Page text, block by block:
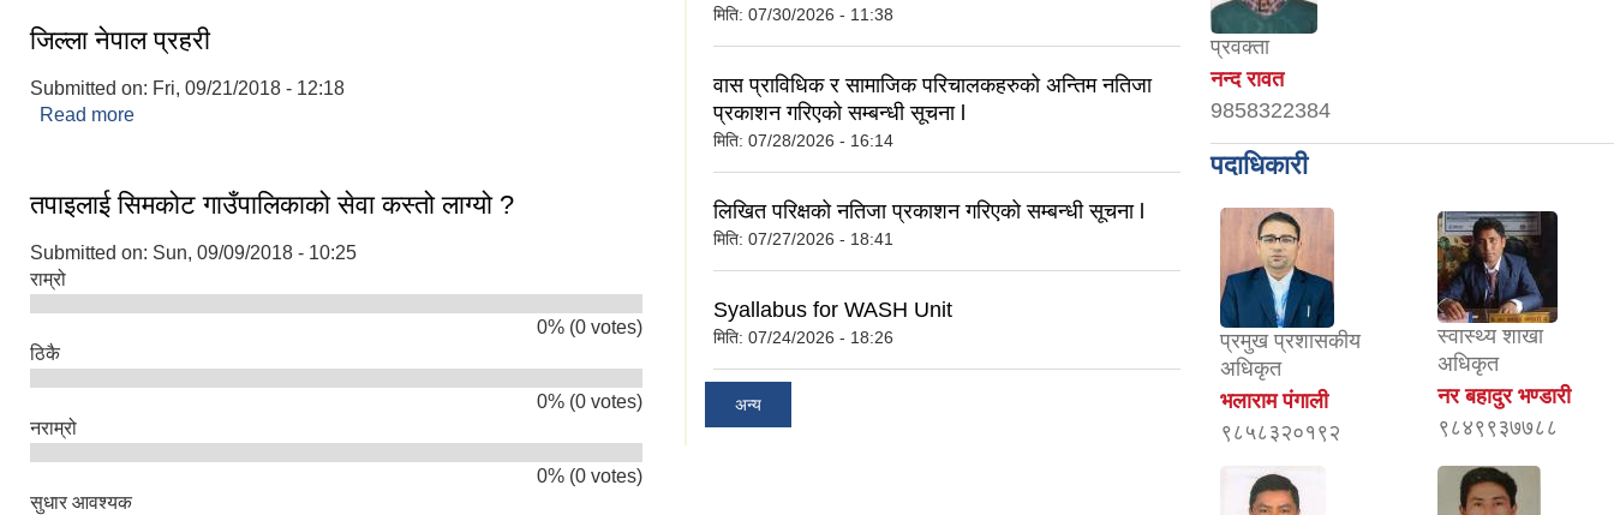
जिल्ला नेपाल प्रहरी
Submitted on: Fri, 09/21/2018 - 12:18
Read more
तपाइलाई सिमकोट गाउँपालिकाको सेवा कस्तो लाग्यो ?
Submitted on: Sun, 09/09/2018 - 10:25
राम्रो
0% (0 votes)
ठिकै
0% (0 votes)
नराम्रो
0% (0 votes)
सुधार आवश्यक
मिति: 07/30/2026 - 11:38
वास प्राविधिक र सामाजिक परिचालकहरुको अन्तिम नतिजा
प्रकाशन गरिएको सम्बन्धी सूचना l
मिति: 07/28/2026 - 16:14
लिखित परिक्षको नतिजा प्रकाशन गरिएको सम्बन्धी सूचना l
मिति: 07/27/2026 - 18:41
Syallabus for WASH Unit
मिति: 07/24/2026 - 18:26
अन्य
प्रवक्ता
नन्द रावत
9858322384
पदाधिकारी
प्रमुख प्रशासकीय
अधिकृत
भलाराम पंगाली
९८५८३२०१९२
स्वास्थ्य शाखा
अधिकृत
नर बहादुर भण्डारी
९८४९९३७७८८